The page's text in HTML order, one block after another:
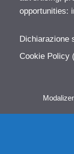
opportunities:
Dichiarazione
Cookie Policy